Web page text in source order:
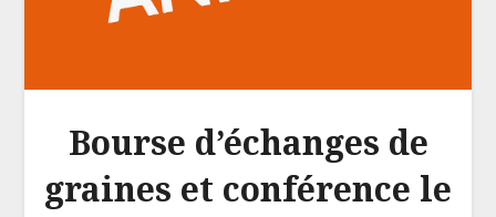
Bourse d’échanges de
graines et conférence le